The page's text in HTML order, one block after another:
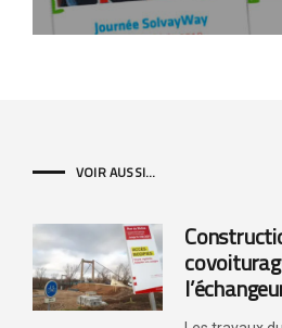
VOIR AUSSI...